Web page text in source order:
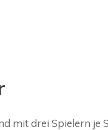
mit drei Spielern je